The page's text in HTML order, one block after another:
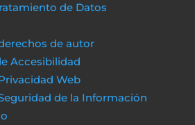
de Datos
de autor
Accesibilidad
Web
de la Información